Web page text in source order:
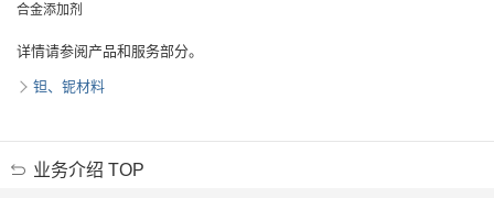
合金添加剂
详情请参阅产品和服务部分。
钽、铌材料
业务介绍 TOP